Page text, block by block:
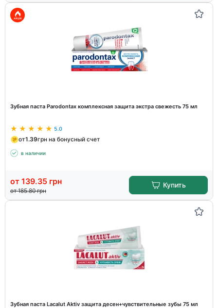
Зубная паста Parodontax комплексная защита экстра свежесть 75 мл
5.0
от1.39грн на бонусный счет
в наличии
от 139.35 грн
от 185.80грн
Купить
Зубная паста Lacalut Aktiv защита десен+чувствительные зубы 75 мл